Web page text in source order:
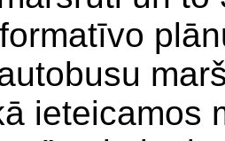
ieteicamos